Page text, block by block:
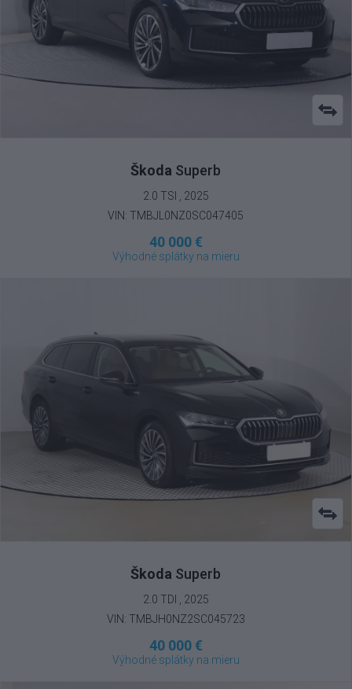
Škoda Superb
2.0 TSI , 2025
VIN: TMBJL0NZ0SC047405
40 000 €
Výhodné splátky na mieru
Škoda Superb
2.0 TDI , 2025
VIN: TMBJH0NZ2SC045723
40 000 €
Výhodné splátky na mieru